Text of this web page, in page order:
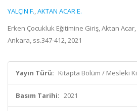
YALÇIN F.,AKTAN ACAR E.
Erken Çocukluk Eğitimine Giriş, Aktan
Ankara, ss.347-412, 2021
Yayın Türü: Kitapta Bölüm / Mesleki
Basım Tarihi: 2021